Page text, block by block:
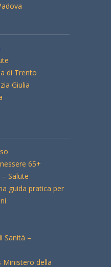
di Trento
Giulia
65+
Salute
guida pratica per
Sanità –
Ministero della